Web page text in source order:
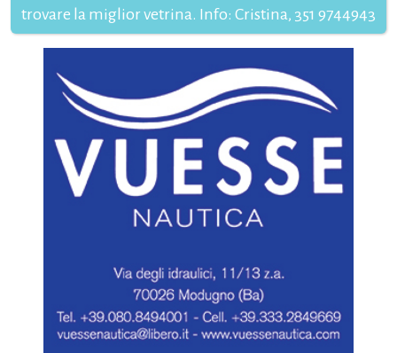
trovare la miglior vetrina. Info: Cristina, 351 9744943